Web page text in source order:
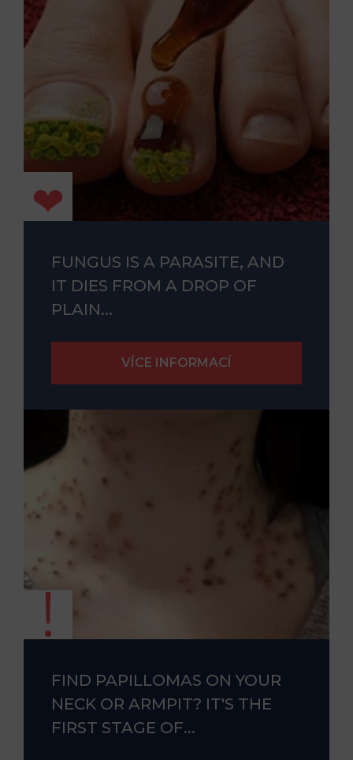
FUNGUS IS A PARASITE, AND
IT DIES FROM A DROP OF
PLAIN...
FIND PAPILLOMAS ON YOUR
NECK OR ARMPIT? IT'S THE
FIRST STAGE OF...